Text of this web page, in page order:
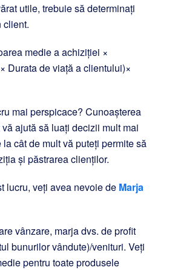
utile, trebuie să determinați
client.
medie a achiziției ×
Durata de viață a clientului)×
mai perspicace? Cunoașterea
ajută să luați decizii mult mai
cât de mult vă puteți permite să
și păstrarea clienților.
lucru, veți avea nevoie de Marja
vânzare, marja dvs. de profit
bunurilor vândute)/venituri. Veți
pentru toate produsele